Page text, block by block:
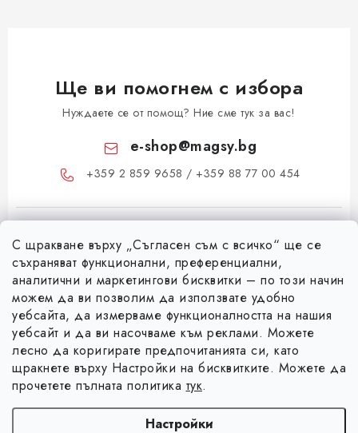
С щракване върху „Съгласен съм с всичко“ ще се
съхраняват функционални, преференциални,
аналитични и маркетингови бисквитки – по този начин
можем да ви позволим да използвате удобно
уебсайта, да измерваме функционалността на нашия
уебсайт и да ви насочваме към реклами. Можете
лесно да коригирате предпочитанията си, като
щракнете върху Настройки на бисквитките. Можете да
прочетете пълната политика тук.
Настройки
Ще ви помогнем с избора
Нуждаете се от помощ? Ние сме тук за вас!
e-shop@magsy.bg
+359 2 859 9658 / +359 88 77 00 454
Ф
Информация за вас
Коя е фирма Magsy?
Контакти
Facebook